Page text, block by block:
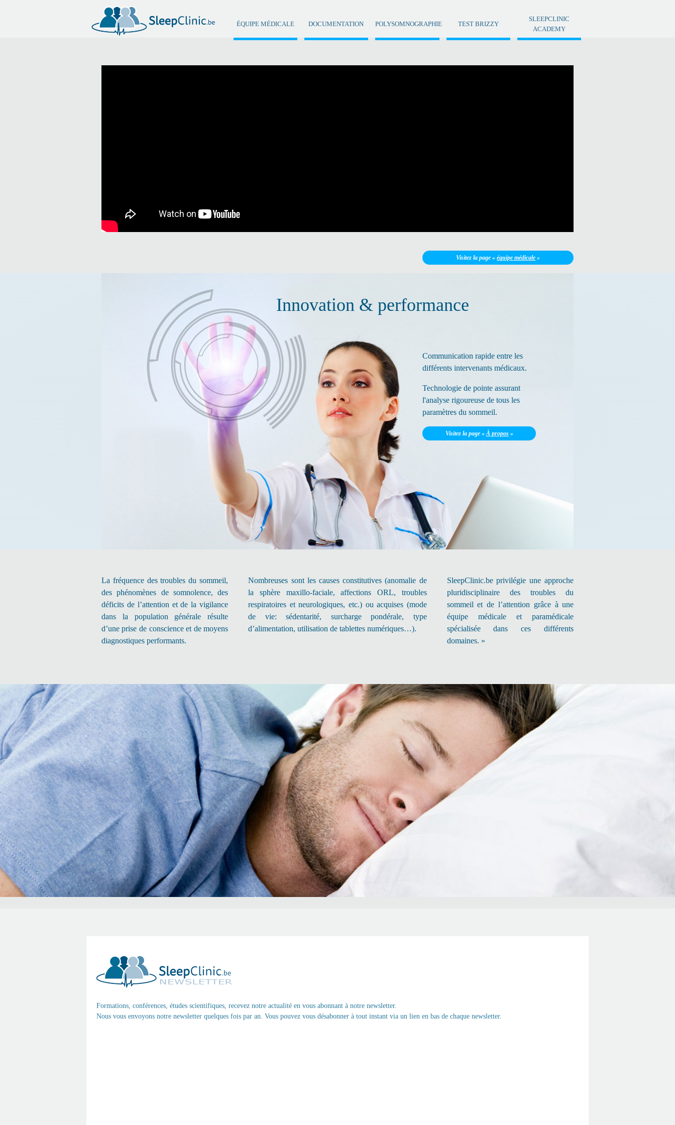
ÉQUIPE MÉDICALE DOCUMENTATION POLYSOMNOGRAPHIE TEST BRIZZY
SLEEPCLINIC
ACADEMY
Visitez la page «équipe médicale »
Innovation & performance
Communication rapide entre les
différents intervenants médicaux.
Technologie de pointe assurant
l'analyse rigoureuse de tous les
paramètres du sommeil.
Visitez la page «À propos»
La fréquence des troubles du sommeil,
des phénomènes de somnolence, des
déficits de l’attention et de la vigilance
dans la population générale résulte
d’une prise de conscience et de moyens
diagnostiques performants.
Nombreuses sont les causes constitutives (anomalie de
la sphère maxillo-faciale, affections ORL, troubles
respiratoires et neurologiques, etc.) ou acquises (mode
de vie: sédentarité, surcharge pondérale, type
d’alimentation, utilisation de tablettes numériques…).
SleepClinic.be privilégie une approche
pluridisciplinaire des troubles du
sommeil et de l’attention grâce à une
équipe médicale et paramédicale
spécialisée dans ces différents
domaines. »
Formations, conférences, études scientifiques, recevez notre actualité en vous abonnant à notre newsletter.
Nous vous envoyons notre newsletter quelques fois par an. Vous pouvez vous désabonner à tout instant via un lien en bas de chaque newsletter.